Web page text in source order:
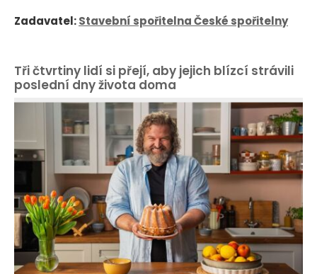
Zadavatel:Stavební spořitelna České spořitelny
Tři čtvrtiny lidí si přejí, aby jejich blízcí strávili
poslední dny života doma